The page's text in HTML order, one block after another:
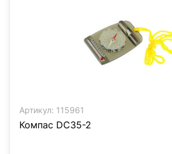
Артикул: 115961
Компас DC35-2